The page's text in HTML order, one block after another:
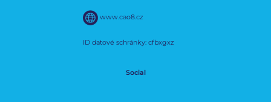
www.cao8.cz
ID datové schránky: cfbxgxz
Social